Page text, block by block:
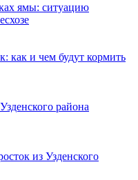
ямы: ситуацию
как и чем будут кормить
района
из Узденского